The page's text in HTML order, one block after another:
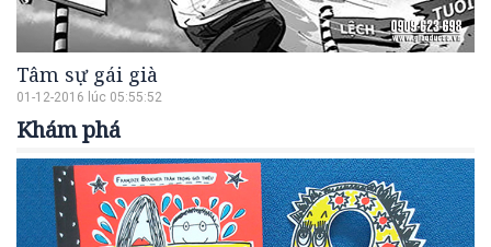
Tâm sự gái già
01-12-2016 lúc 05:55:52
Khám phá